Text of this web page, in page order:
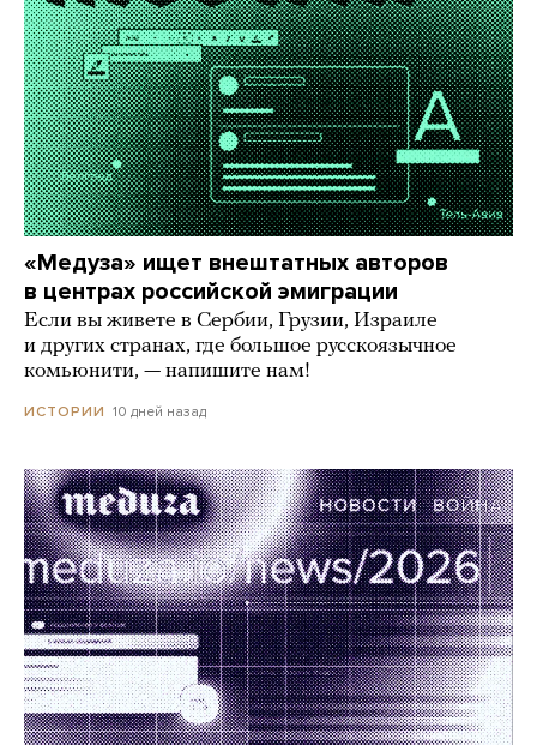
«Медуза» ищет внештатных авторов
в центрах российской эмиграции
Если вы живете в Сербии, Грузии, Израиле
и других странах, где большое русскоязычное
комьюнити, — напишите нам!
ИСТОРИИ 10 дней назад